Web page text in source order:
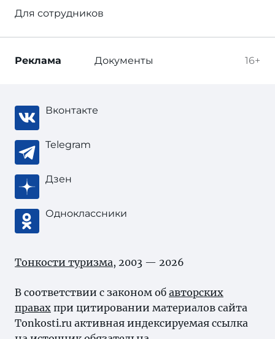
Для сотрудников
16+
Реклама Документы
Вконтакте
Telegram
Дзен
Одноклассники
Тонкости туризма, 2003 — 2026
В соответствии с законом об авторских
правах при цитировании материалов сайта
Tonkosti.ru активная индексируемая ссылка